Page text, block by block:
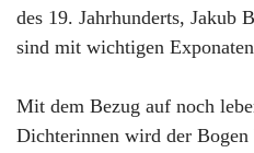
des 19. Jahrhunderts, Jakub
sind mit wichtigen
Mit dem Bezug auf noch
Dichterinnen wird der